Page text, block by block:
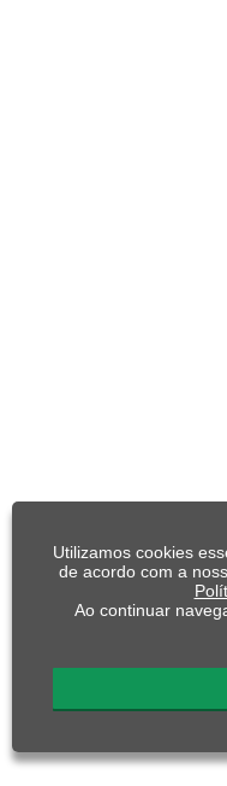
Utilizamos cookies
de acordo com a
Ao continuar